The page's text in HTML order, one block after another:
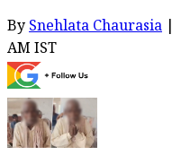
BySnehlata Chaurasia
AM IST